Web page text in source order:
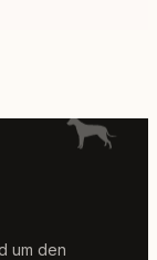
um den